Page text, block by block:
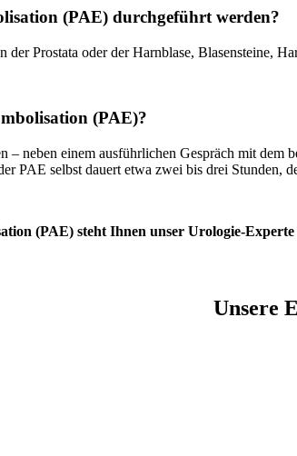
(PAE) durchgeführt werden?
Prostata oder der Harnblase, Blasensteine,
(PAE)?
neben einem ausführlichen Gespräch mit
PAE selbst dauert etwa zwei bis drei Stunden,
(PAE) steht Ihnen unser Urologie-
Unsere